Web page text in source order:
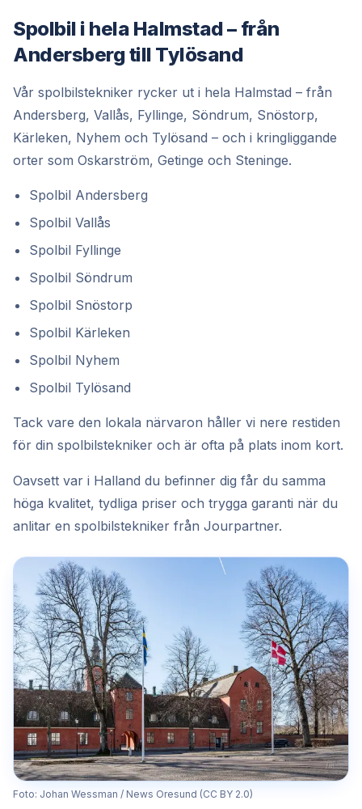
Spolbil i hela Halmstad – från
Andersberg till Tylösand
Vår spolbilstekniker rycker ut i hela Halmstad – från
Andersberg, Vallås, Fyllinge, Söndrum, Snöstorp,
Kärleken, Nyhem och Tylösand – och i kringliggande
orter som Oskarström, Getinge och Steninge.
Spolbil Andersberg
Spolbil Vallås
Spolbil Fyllinge
Spolbil Söndrum
Spolbil Snöstorp
Spolbil Kärleken
Spolbil Nyhem
Spolbil Tylösand
Tack vare den lokala närvaron håller vi nere restiden
för din spolbilstekniker och är ofta på plats inom kort.
Oavsett var i Halland du befinner dig får du samma
höga kvalitet, tydliga priser och trygga garanti när du
anlitar en spolbilstekniker från Jourpartner.
Foto: Johan Wessman / News Oresund (CC BY 2.0)